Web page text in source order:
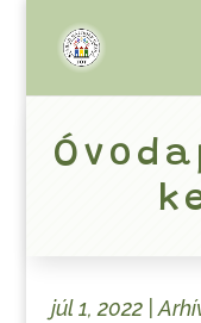
júl 1, 2022|